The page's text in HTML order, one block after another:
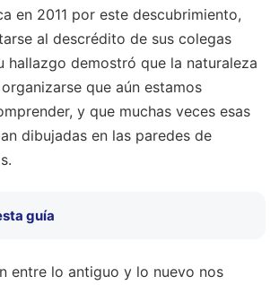
en 2011 por este descubrimiento,
al descrédito de sus colegas
hallazgo demostró que la naturaleza
que aún estamos
y que muchas veces esas
dibujadas en las paredes de
guía
entre lo antiguo y lo nuevo nos